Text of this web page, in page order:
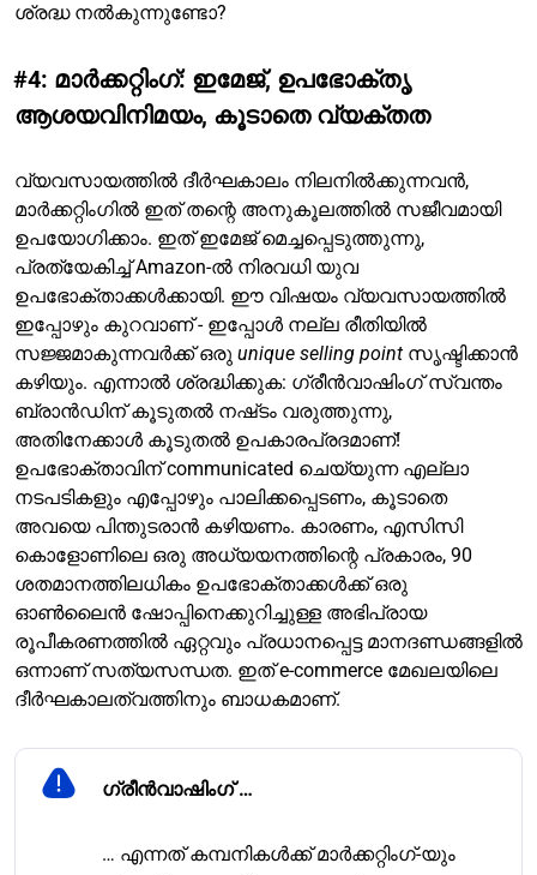
ശ്രദ്ധ നൽകുന്നുണ്ടോ?
#4: മാർക്കറ്റിംഗ്: ഇമേജ്, ഉപഭോക്തൃ
ആശയവിനിമയം, കൂടാതെ വ്യക്തത
വ്യവസായത്തിൽ ദീർഘകാലം നിലനിൽക്കുന്നവൻ,
മാർക്കറ്റിംഗിൽ ഇത് തന്റെ അനുകൂലത്തിൽ സജീവമായി
ഉപയോഗിക്കാം. ഇത് ഇമേജ് മെച്ചപ്പെടുത്തുന്നു,
പ്രത്യേകിച്ച് Amazon-ൽ നിരവധി യുവ
ഉപഭോക്താക്കൾക്കായി. ഈ വിഷയം വ്യവസായത്തിൽ
ഇപ്പോഴും കുറവാണ് - ഇപ്പോൾ നല്ല രീതിയിൽ
സജ്ജമാകുന്നവർക്ക് ഒരു unique selling point സൃഷ്ടിക്കാൻ
കഴിയും. എന്നാൽ ശ്രദ്ധിക്കുക: ഗ്രീൻവാഷിംഗ് സ്വന്തം
ബ്രാൻഡിന് കൂടുതൽ നഷ്‌ടം വരുത്തുന്നു,
അതിനേക്കാൾ കൂടുതൽ ഉപകാരപ്രദമാണ്!
ഉപഭോക്താവിന് communicated ചെയ്യുന്ന എല്ലാ
നടപടികളും എപ്പോഴും പാലിക്കപ്പെടണം, കൂടാതെ
അവയെ പിന്തുടരാൻ കഴിയണം. കാരണം, എസിസി
കൊളോണിലെ ഒരു അധ്യയനത്തിന്റെ പ്രകാരം, 90
ശതമാനത്തിലധികം ഉപഭോക്താക്കൾക്ക് ഒരു
ഓൺലൈൻ ഷോപ്പിനെക്കുറിച്ചുള്ള അഭിപ്രായ
രൂപീകരണത്തിൽ ഏറ്റവും പ്രധാനപ്പെട്ട മാനദണ്ഡങ്ങളിൽ
ഒന്നാണ് സത്യസന്ധത. ഇത് e-commerce മേഖലയിലെ
ദീർഘകാലത്വത്തിനും ബാധകമാണ്.
ഗ്രീൻവാഷിംഗ് …
… എന്നത് കമ്പനികൾക്ക് മാർക്കറ്റിംഗ്-യും